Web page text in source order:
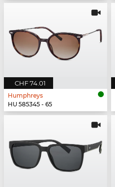
CHF 74.01
Humphreys
HU 585345 - 65